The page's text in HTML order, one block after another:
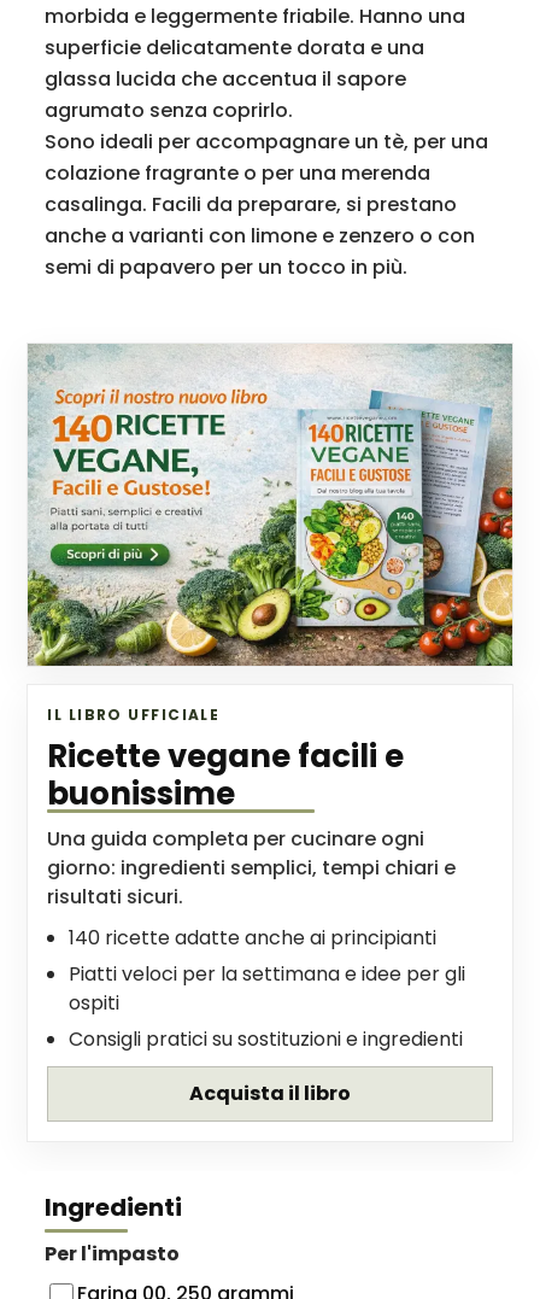
morbida e leggermente friabile. Hanno una
superficie delicatamente dorata e una
glassa lucida che accentua il sapore
agrumato senza coprirlo.
Sono ideali per accompagnare un tè, per una
colazione fragrante o per una merenda
casalinga. Facili da preparare, si prestano
anche a varianti con limone e zenzero o con
semi di papavero per un tocco in più.
IL LIBRO UFFICIALE
Ricette vegane facili e
buonissime
Una guida completa per cucinare ogni
giorno: ingredienti semplici, tempi chiari e
risultati sicuri.
140 ricette adatte anche ai principianti
Piatti veloci per la settimana e idee per gli
ospiti
Consigli pratici su sostituzioni e ingredienti
Acquista il libro
Ingredienti
Per l'impasto